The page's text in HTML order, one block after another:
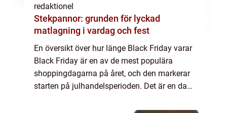
redaktionel
Stekpannor: grunden för lyckad
matlagning i vardag och fest
En översikt över hur länge Black Friday varar
Black Friday är en av de mest populära
shoppingdagarna på året, och den markerar
starten på julhandelsperioden. Det är en dag